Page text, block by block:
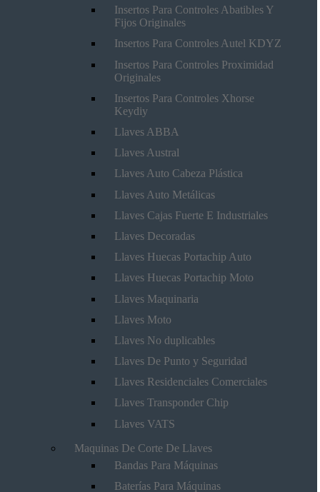
Insertos Para Controles Abatibles Y
Fijos Originales
Insertos Para Controles Autel KDYZ
Insertos Para Controles Proximidad
Originales
Insertos Para Controles Xhorse
Keydiy
Llaves ABBA
Llaves Austral
Llaves Auto Cabeza Plástica
Llaves Auto Metálicas
Llaves Cajas Fuerte E Industriales
Llaves Decoradas
Llaves Huecas Portachip Auto
Llaves Huecas Portachip Moto
Llaves Maquinaria
Llaves Moto
Llaves No duplicables
Llaves De Punto y Seguridad
Llaves Residenciales Comerciales
Llaves Transponder Chip
Llaves VATS
Maquinas De Corte De Llaves
Bandas Para Máquinas
Baterías Para Máquinas